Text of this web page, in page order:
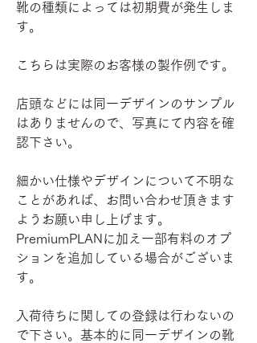
靴の種類によっては初期費が発生しま
す。
こちらは実際のお客様の製作例です。
店頭などには同一デザインのサンプル
はありませんので、写真にて内容を確
認下さい。
細かい仕様やデザインについて不明な
ことがあれば、お問い合わせ頂きます
ようお願い申し上げます。
PremiumPLANに加え一部有料のオプ
ションを追加している場合がございま
す。
入荷待ちに関しての登録は行わないの
で下さい。基本的に同一デザインの靴